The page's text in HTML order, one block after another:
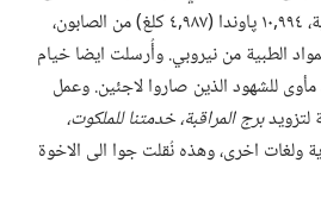
ذلك،‏ شُحنت نحو ٤٣٧‏,٢ بطانية،‏ ٩٩٤‏,١٠ پاوندا (‏٩٨٧‏,٤ كلغ)‏ من الصابون،‏
(‏٦٨٧ كلغ)‏ من المواد الطبية من نيروبي.‏ وأُرسلت ايضا خيام
للشهود الذين صاروا لاجئين.‏ وعمل
لتزويدبرج المراقبة،‏ خدمتنا للملكوت،‏
ولغات اخرى،‏ وهذه نُقلت جوا الى الاخوة